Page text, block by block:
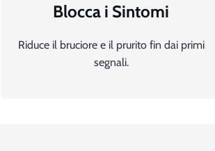
Blocca i Sintomi
Riduce il bruciore e il prurito fin dai primi
segnali.